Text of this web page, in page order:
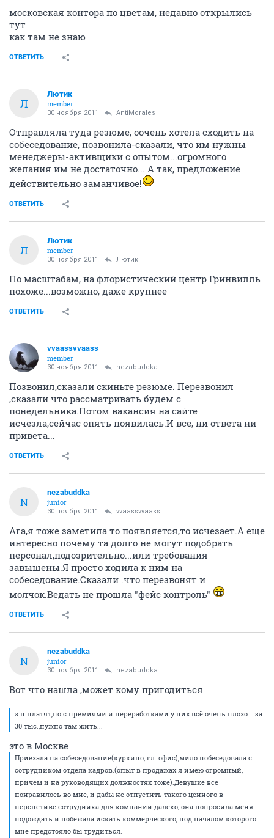
московская контора по цветам, недавно открылись
тут
как там не знаю
ОТВЕТИТЬ
Л
Лютик
member
30 ноября 2011 AntiMorales
Отправляла туда резюме, оочень хотела сходить на
собеседование, позвонила-сказали, что им нужны
менеджеры-активщики с опытом...огромного
желания им не достаточно... А так, предложение
действительно заманчивое!
ОТВЕТИТЬ
Л
Лютик
member
30 ноября 2011 Лютик
По масштабам, на флористический центр Гринвилль
похоже...возможно, даже крупнее
ОТВЕТИТЬ
vvaassvvaass
member
30 ноября 2011 nezabuddka
Позвонил,сказали скиньте резюме. Перезвонил
,сказали что рассматривать будем с
понедельника.Потом вакансия на сайте
исчезла,сейчас опять появилась.И все, ни ответа ни
привета...
ОТВЕТИТЬ
N
nezabuddka
junior
30 ноября 2011 vvaassvvaass
Ага,я тоже заметила то появляется,то исчезает.А еще
интересно почему та долго не могут подобрать
персонал,подозрительно...или требования
завышены.Я просто ходила к ним на
собеседование.Сказали .что перезвонят и
молчок.Ведать не прошла "фейс контроль"
ОТВЕТИТЬ
N
nezabuddka
junior
30 ноября 2011 nezabuddka
Вот что нашла ,может кому пригодиться
з.п.платят,но с премиями и переработками у них всё очень плохо....за
30 тыс.,нужно там жить...
это в Москве
Приехала на собеседование(куркино, гл. офис),мило побеседовала с
сотрудником отдела кадров.(опыт в продажах я имею огромный,
причем и на руководящих должностях тоже).Девушке все
понравилось во мне, и дабы не отпустить такого ценного в
перспетиве сотрудника для компании далеко, она попросила меня
подождать и побежала искать коммерческого, под началом которого
мне предстояло бы трудиться.